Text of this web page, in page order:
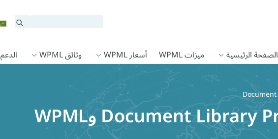
الصفحة الرئيسية
ميزات WPML أسعار WPML وثائق WPML الدعم